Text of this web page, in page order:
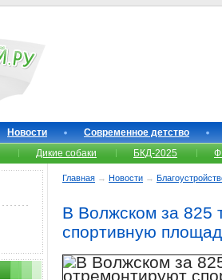
Новости
Современное детство
Дикие собаки БКД-2025
Главная → Новости →
В Волжском за 825
спортивную